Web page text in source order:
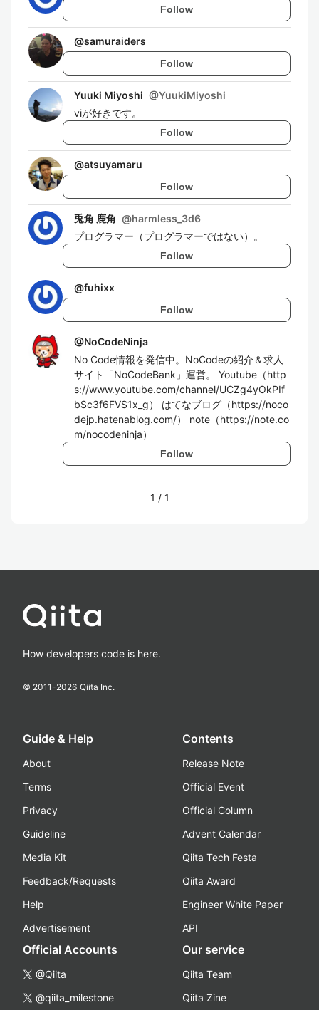
Follow
@samuraiders
Follow
Yuuki Miyoshi @YuukiMiyoshi
viが好きです。
Follow
@atsuyamaru
Follow
兎角 鹿角 @harmless_3d6
プログラマー（プログラマーではない）。
Follow
@fuhixx
Follow
@NoCodeNinja
No Code情報を発信中。NoCodeの紹介＆求人
サイト「NoCodeBank」運営。 Youtube（http
s://www.youtube.com/channel/UCZg4yOkPIf
bSc3f6FVS1x_g） はてなブログ（https://noco
dejp.hatenablog.com/） note（https://note.co
m/nocodeninja）
Follow
1 / 1
How developers code is here.
© 2011-2026 Qiita Inc.
Guide & Help
About
Terms
Privacy
Guideline
Media Kit
Feedback/Requests
Help
Advertisement
Contents
Release Note
Official Event
Official Column
Advent Calendar
Qiita Tech Festa
Qiita Award
Engineer White Paper
API
Official Accounts
@Qiita
@qiita_milestone
Our service
Qiita Team
Qiita Zine